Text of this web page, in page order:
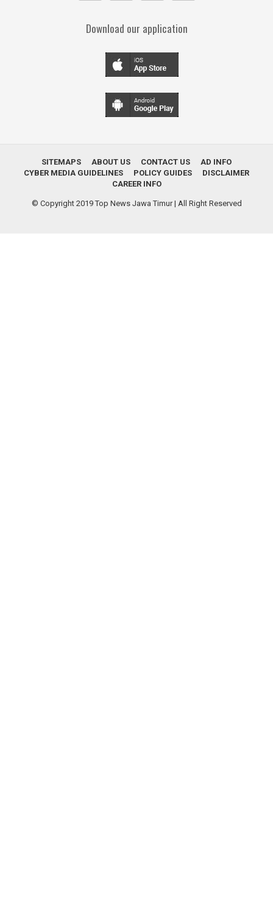
Download our application
SITEMAPS ABOUT US CONTACT US
AD INFO
CYBER MEDIA GUIDELINES
POLICY GUIDES
DISCLAIMER
CAREER INFO
© Copyright 2019Top News Jawa Timur| All Right Reserved